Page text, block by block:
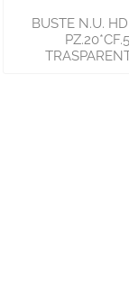
BUSTE N.U.